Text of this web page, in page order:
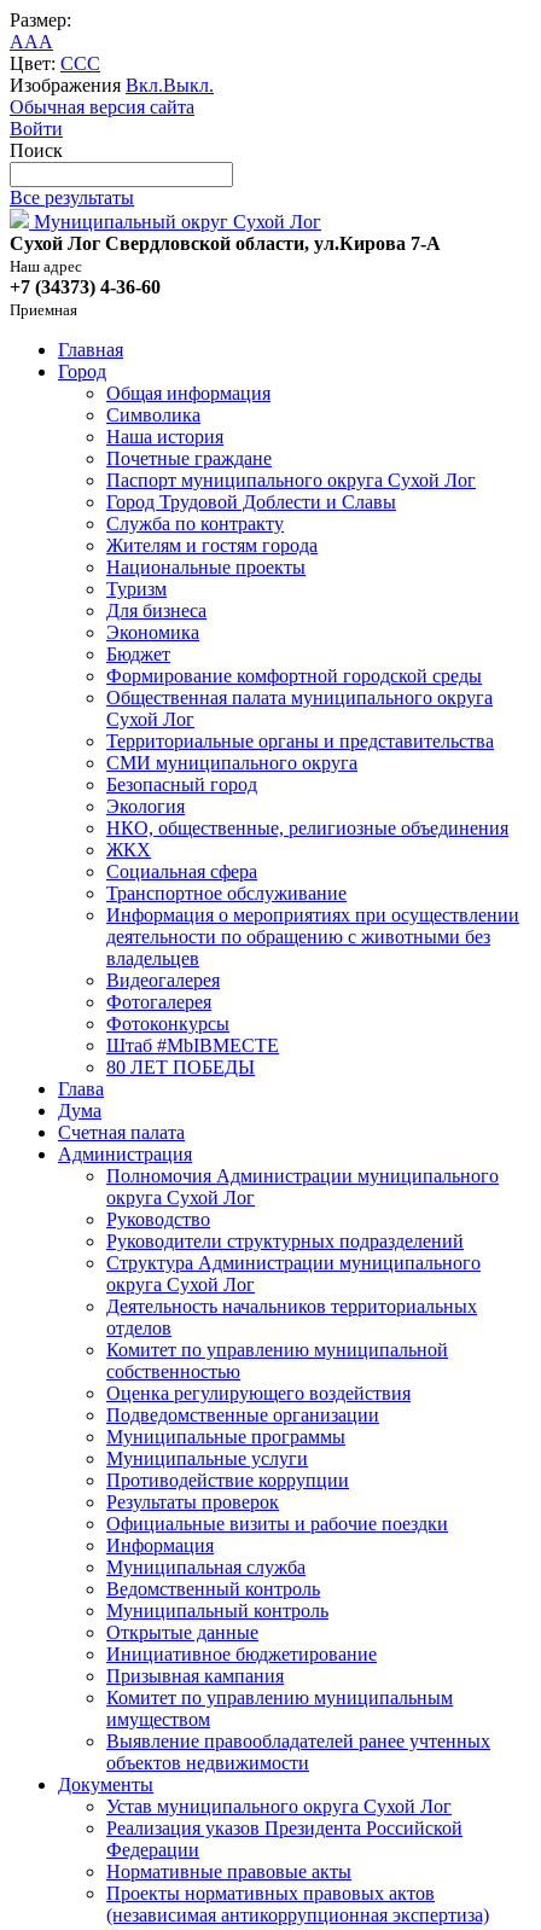
Размер:
AAA
Цвет: CCC
Изображения Вкл.Выкл.
Обычная версия сайта
Войти
Поиск
Все результаты
Муниципальный округ Сухой Лог
Сухой Лог Свердловской области, ул.Кирова 7-А
Наш адрес
+7 (34373) 4-36-60
Приемная
Главная
Город
Общая информация
Символика
Наша история
Почетные граждане
Паспорт муниципального округа Сухой Лог
Город Трудовой Доблести и Славы
Служба по контракту
Жителям и гостям города
Национальные проекты
Туризм
Для бизнеса
Экономика
Бюджет
Формирование комфортной городской среды
Общественная палата муниципального округа
Сухой Лог
Территориальные органы и представительства
СМИ муниципального округа
Безопасный город
Экология
НКО, общественные, религиозные объединения
ЖКХ
Социальная сфера
Транспортное обслуживание
Информация о мероприятиях при осуществлении
деятельности по обращению с животными без
владельцев
Видеогалерея
Фотогалерея
Фотоконкурсы
Штаб #MbIBMECTE
80 ЛЕТ ПОБЕДЫ
Глава
Дума
Счетная палата
Администрация
Полномочия Администрации муниципального
округа Сухой Лог
Руководство
Руководители структурных подразделений
Структура Администрации муниципального
округа Сухой Лог
Деятельность начальников территориальных
отделов
Комитет по управлению муниципальной
собственностью
Оценка регулирующего воздействия
Подведомственные организации
Муниципальные программы
Муниципальные услуги
Противодействие коррупции
Результаты проверок
Официальные визиты и рабочие поездки
Информация
Муниципальная служба
Ведомственный контроль
Муниципальный контроль
Открытые данные
Инициативное бюджетирование
Призывная кампания
Комитет по управлению муниципальным
имуществом
Выявление правообладателей ранее учтенных
объектов недвижимости
Документы
Устав муниципального округа Сухой Лог
Реализация указов Президента Российской
Федерации
Нормативные правовые акты
Проекты нормативных правовых актов
(независимая антикоррупционная экспертиза)